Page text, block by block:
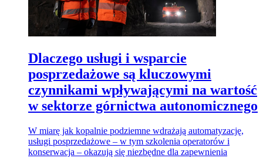
Dlaczego usługi i wsparcie
posprzedażowe są kluczowymi
czynnikami wpływającymi na wartość
w sektorze górnictwa autonomicznego
W miarę jak kopalnie podziemne wdrażają automatyzację,
usługi posprzedażowe – w tym szkolenia operatorów i
konserwacja – okazują się niezbędne dla zapewnienia